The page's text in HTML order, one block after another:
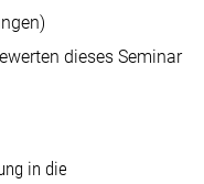
dieses Seminar
in die